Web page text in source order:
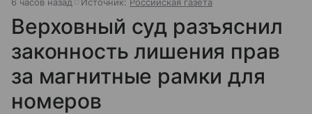
Верховный суд разъяснил
законность лишения прав
за магнитные рамки для
номеров